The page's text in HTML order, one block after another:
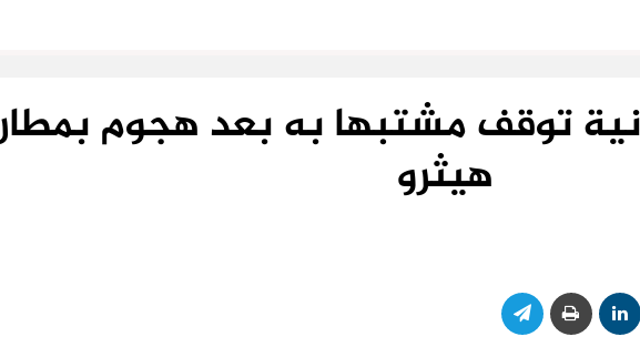
توقف مشتبها به بعد هجوم
هيثرو